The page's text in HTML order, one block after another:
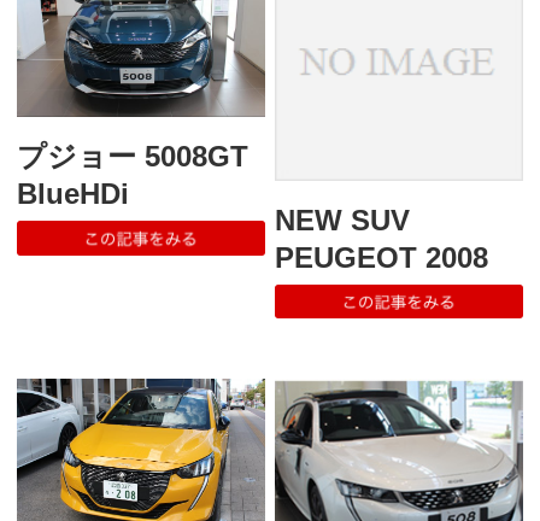
プジョー 5008GT
BlueHDi
NEW SUV
PEUGEOT 2008